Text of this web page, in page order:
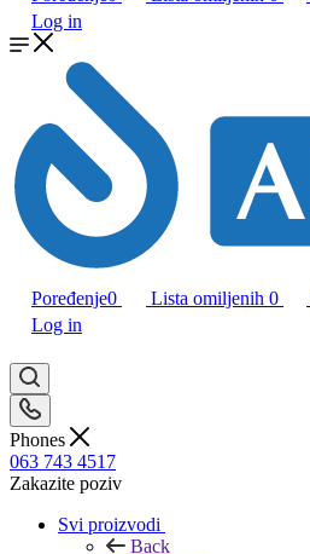
Log in
Poređenje0 Lista omiljenih 0
Log in
Phones
063 743 4517
Zakazite poziv
Svi proizvodi
Back